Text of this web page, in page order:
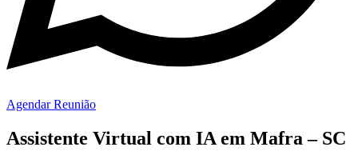
Agendar Reunião
Assistente Virtual com IA em Mafra – SC